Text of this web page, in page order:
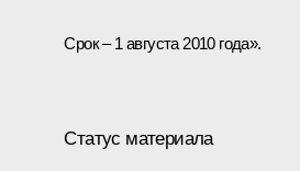
Срок – 1 августа 2010 года».
Статус материала